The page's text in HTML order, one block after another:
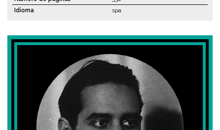
Idioma
spa